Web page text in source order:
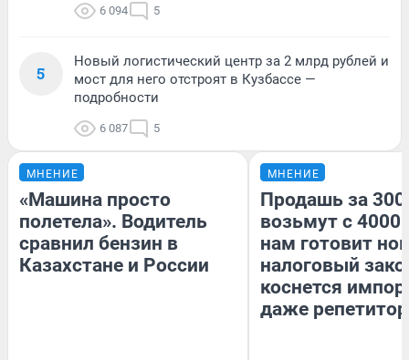
6 094 5
5
Новый логистический центр за 2 млрд рублей и
мост для него отстроят в Кузбассе —
подробности
6 087 5
МНЕНИЕ
«Машина просто
полетела». Водитель
сравнил бензин в
Казахстане и России
МНЕНИЕ
Продашь за
возьмут с
нам готовит
налоговый
коснется
даже